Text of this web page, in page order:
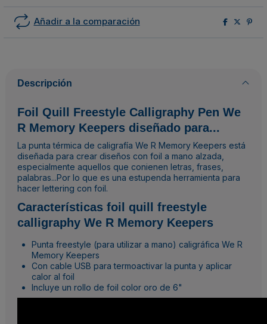
Añadir a la comparación
Descripción
Foil Quill Freestyle Calligraphy Pen We
R Memory Keepers diseñado para...
La punta térmica de caligrafía We R Memory Keepers está
diseñada para crear diseños con foil a mano alzada,
especialmente aquellos que conienen letras, frases,
palabras...Por lo que es una estupenda herramienta para
hacer lettering con foil.
Características foil quill freestyle
calligraphy We R Memory Keepers
Punta freestyle (para utilizar a mano) caligráfica We R
Memory Keepers
Con cable USB para termoactivar la punta y aplicar
calor al foil
Incluye un rollo de foil color oro de 6"